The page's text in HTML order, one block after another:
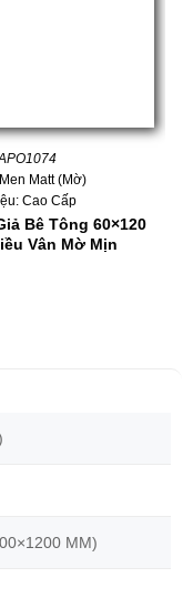
Matt (Mờ)
Cao Cấp
Bê Tông 60×120
Vân Mờ Mịn
MM)